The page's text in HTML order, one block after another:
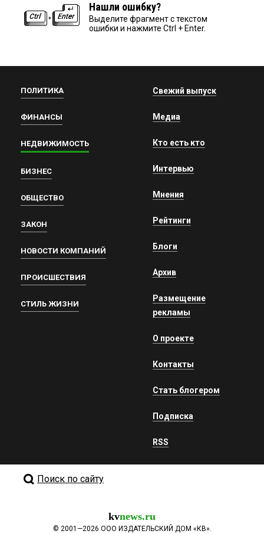
Нашли ошибку?
Выделите фрагмент с текстом
ошибки и нажмите Ctrl + Enter.
ПОЛИТИКА
ФИНАНСЫ
НЕДВИЖИМОСТЬ
БИЗНЕС
ОБЩЕСТВО
ЗАКОН
НОВОСТИ КОМПАНИЙ
ПРОИСШЕСТВИЯ
СТИЛЬ ЖИЗНИ
Свежий выпуск
Медиа
Кто есть кто
Интервью
Мнения
Рейтинги
Блоги
Архив
Размещение
рекламы
О проекте
Контакты
Стать блогером
Подписка
RSS
Поиск по сайту
kvnews.ru
© 2001—2026 ООО ИЗДАТЕЛЬСКИЙ ДОМ «КВ».